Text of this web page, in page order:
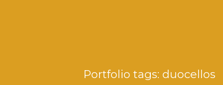
Portfolio tags: duocellos